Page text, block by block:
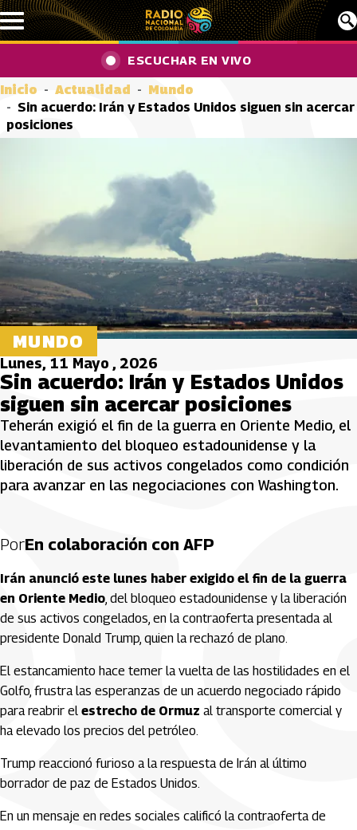
Pasar al contenido principal
ESCUCHAR EN VIVO
Inicio Actualidad
Mundo
Sin acuerdo: Irán y Estados Unidos siguen sin acercar
posiciones
MUNDO
Lunes, 11 Mayo , 2026
Sin acuerdo: Irán y Estados Unidos
siguen sin acercar posiciones
Teherán exigió el fin de la guerra en Oriente Medio, el
levantamiento del bloqueo estadounidense y la
liberación de sus activos congelados como condición
para avanzar en las negociaciones con Washington.
PorEn colaboración con AFP
Irán anunció este lunes haber exigido el fin de la guerra
en Oriente Medio, del bloqueo estadounidense y la liberación
de sus activos congelados, en la contraoferta presentada al
presidente Donald Trump, quien la rechazó de plano.
El estancamiento hace temer la vuelta de las hostilidades en el
Golfo, frustra las esperanzas de un acuerdo negociado rápido
para reabrir el estrecho de Ormuz al transporte comercial y
ha elevado los precios del petróleo.
Trump reaccionó furioso a la respuesta de Irán al último
borrador de paz de Estados Unidos.
En un mensaje en redes sociales calificó la contraoferta de